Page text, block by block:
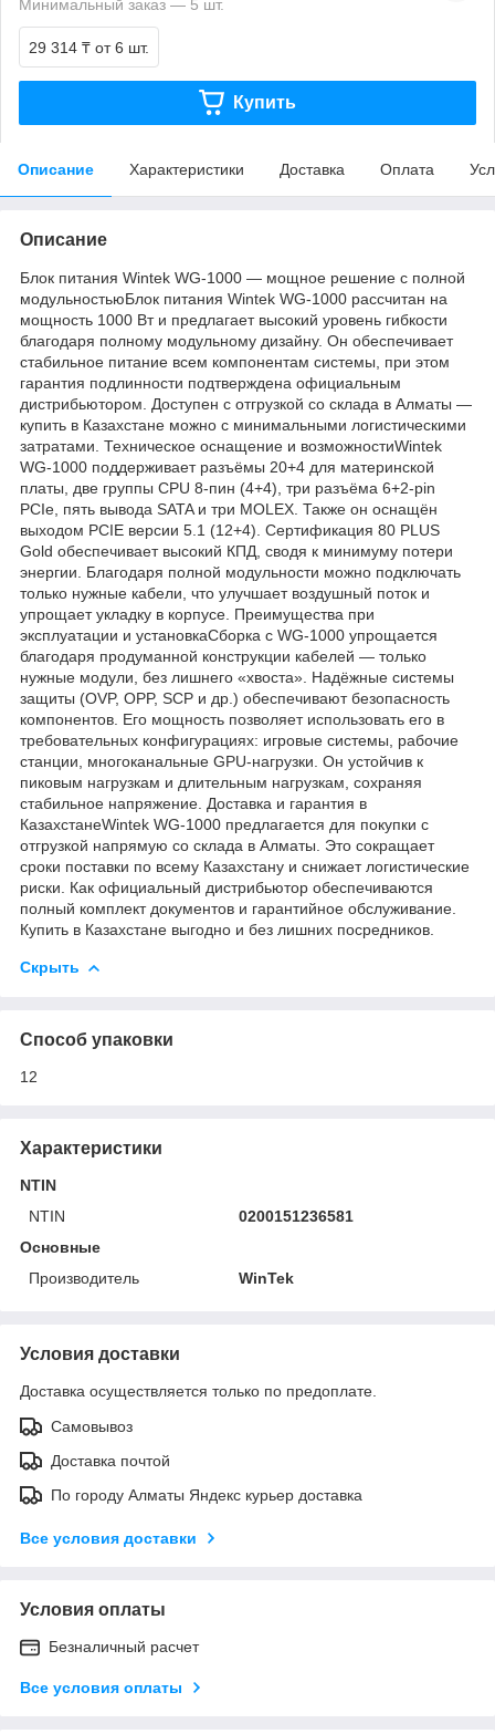
Минимальный заказ — 5 шт.
29 314 ₸ от 6 шт.
Купить
Описание Характеристики Доставка Оплата
Описание
Блок питания Wintek WG-1000 — мощное решение с полной
модульностьюБлок питания Wintek WG-1000 рассчитан на
мощность 1000 Вт и предлагает высокий уровень гибкости
благодаря полному модульному дизайну. Он обеспечивает
стабильное питание всем компонентам системы, при этом
гарантия подлинности подтверждена официальным
дистрибьютором. Доступен с отгрузкой со склада в Алматы —
купить в Казахстане можно с минимальными логистическими
затратами. Техническое оснащение и возможностиWintek
WG-1000 поддерживает разъёмы 20+4 для материнской
платы, две группы CPU 8-пин (4+4), три разъёма 6+2-pin
PCIe, пять вывода SATA и три MOLEX. Также он оснащён
выходом PCIE версии 5.1 (12+4). Сертификация 80 PLUS
Gold обеспечивает высокий КПД, сводя к минимуму потери
энергии. Благодаря полной модульности можно подключать
только нужные кабели, что улучшает воздушный поток и
упрощает укладку в корпусе. Преимущества при
эксплуатации и установкаСборка с WG-1000 упрощается
благодаря продуманной конструкции кабелей — только
нужные модули, без лишнего «хвоста». Надёжные системы
защиты (OVP, OPP, SCP и др.) обеспечивают безопасность
компонентов. Его мощность позволяет использовать его в
требовательных конфигурациях: игровые системы, рабочие
станции, многоканальные GPU-нагрузки. Он устойчив к
пиковым нагрузкам и длительным нагрузкам, сохраняя
стабильное напряжение. Доставка и гарантия в
КазахстанеWintek WG-1000 предлагается для покупки с
отгрузкой напрямую со склада в Алматы. Это сокращает
сроки поставки по всему Казахстану и снижает логистические
риски. Как официальный дистрибьютор обеспечиваются
полный комплект документов и гарантийное обслуживание.
Купить в Казахстане выгодно и без лишних посредников.
Скрыть
Способ упаковки
12
Характеристики
NTIN
NTIN
0200151236581
Основные
Производитель
WinTek
Условия доставки
Доставка осуществляется только по предоплате.
Самовывоз
Доставка почтой
По городу Алматы Яндекс курьер доставка
Все условия доставки
Условия оплаты
Безналичный расчет
Все условия оплаты